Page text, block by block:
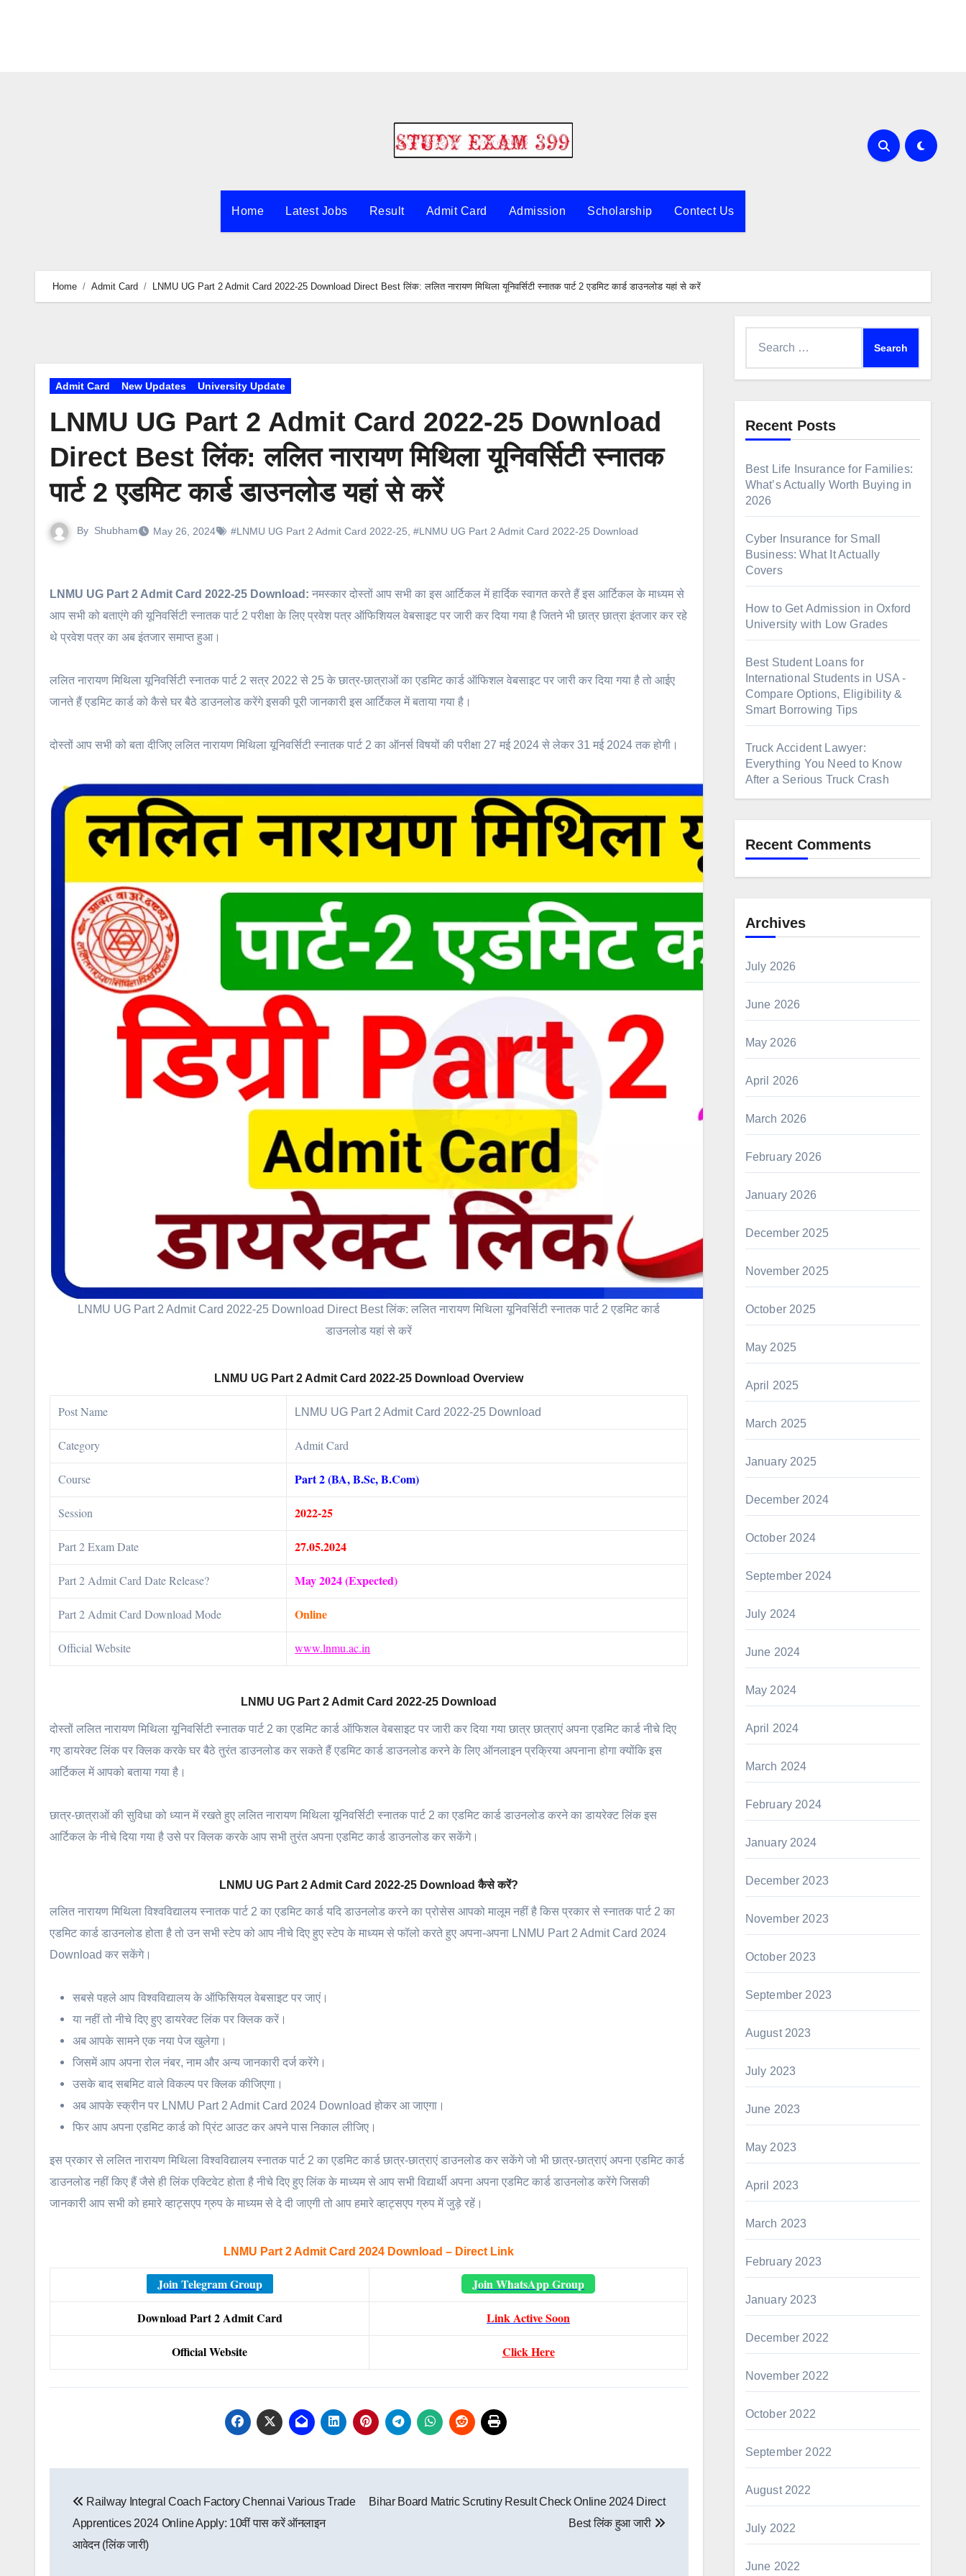
Home Latest Jobs Result Admit Card Admission Scholarship Contect Us
Home Admit Card LNMU UG Part 2 Admit Card 2022-25 Download Direct Best लिंक: ललित नारायण मिथिला यूनिवर्सिटी स्नातक पार्ट 2 एडमिट कार्ड डाउनलोड यहां से करें
Admit Card New Updates University Update
LNMU UG Part 2 Admit Card 2022-25 Download
Direct Best लिंक: ललित नारायण मिथिला यूनिवर्सिटी स्नातक
पार्ट 2 एडमिट कार्ड डाउनलोड यहां से करें
By Shubham May 26, 2024 #LNMU UG Part 2 Admit Card 2022-25 #LNMU UG Part 2 Admit Card 2022-25 Download
LNMU UG Part 2 Admit Card 2022-25 Download: नमस्कार दोस्तों आप सभी का इस आर्टिकल में हार्दिक स्वागत करते हैं इस आर्टिकल के माध्यम से
आप सभी को बताएंगे की यूनिवर्सिटी स्नातक पार्ट 2 परीक्षा के लिए प्रवेश पत्र ऑफिशियल वेबसाइट पर जारी कर दिया गया है जितने भी छात्र छात्रा इंतजार कर रहे
थे प्रवेश पत्र का अब इंतजार समाप्त हुआ।
ललित नारायण मिथिला यूनिवर्सिटी स्नातक पार्ट 2 सत्र 2022 से 25 के छात्र-छात्राओं का एडमिट कार्ड ऑफिशल वेबसाइट पर जारी कर दिया गया है तो आईए
जानते हैं एडमिट कार्ड को कैसे घर बैठे डाउनलोड करेंगे इसकी पूरी जानकारी इस आर्टिकल में बताया गया है।
दोस्तों आप सभी को बता दीजिए ललित नारायण मिथिला यूनिवर्सिटी स्नातक पार्ट 2 का ऑनर्स विषयों की परीक्षा 27 मई 2024 से लेकर 31 मई 2024 तक होगी।
LNMU UG Part 2 Admit Card 2022-25 Download Direct Best लिंक: ललित नारायण मिथिला यूनिवर्सिटी स्नातक पार्ट 2 एडमिट कार्ड
डाउनलोड यहां से करें
LNMU UG Part 2 Admit Card 2022-25 Download Overview
Post Name LNMU UG Part 2 Admit Card 2022-25 Download
Category Admit Card
Course Part 2 (BA, B.Sc, B.Com)
Session 2022-25
Part 2 Exam Date 27.05.2024
Part 2 Admit Card Date Release? May 2024 (Expected)
Part 2 Admit Card Download Mode Online
Official Website www.lnmu.ac.in
LNMU UG Part 2 Admit Card 2022-25 Download
दोस्तों ललित नारायण मिथिला यूनिवर्सिटी स्नातक पार्ट 2 का एडमिट कार्ड ऑफिशल वेबसाइट पर जारी कर दिया गया छात्र छात्राएं अपना एडमिट कार्ड नीचे दिए
गए डायरेक्ट लिंक पर क्लिक करके घर बैठे तुरंत डाउनलोड कर सकते हैं एडमिट कार्ड डाउनलोड करने के लिए ऑनलाइन प्रक्रिया अपनाना होगा क्योंकि इस
आर्टिकल में आपको बताया गया है।
छात्र-छात्राओं की सुविधा को ध्यान में रखते हुए ललित नारायण मिथिला यूनिवर्सिटी स्नातक पार्ट 2 का एडमिट कार्ड डाउनलोड करने का डायरेक्ट लिंक इस
आर्टिकल के नीचे दिया गया है उसे पर क्लिक करके आप सभी तुरंत अपना एडमिट कार्ड डाउनलोड कर सकेंगे।
LNMU UG Part 2 Admit Card 2022-25 Download कैसे करें?
ललित नारायण मिथिला विश्वविद्यालय स्नातक पार्ट 2 का एडमिट कार्ड यदि डाउनलोड करने का प्रोसेस आपको मालूम नहीं है किस प्रकार से स्नातक पार्ट 2 का
एडमिट कार्ड डाउनलोड होता है तो उन सभी स्टेप को आप नीचे दिए हुए स्टेप के माध्यम से फॉलो करते हुए अपना-अपना LNMU Part 2 Admit Card 2024
Download कर सकेंगे।
सबसे पहले आप विश्वविद्यालय के ऑफिसियल वेबसाइट पर जाएं।
या नहीं तो नीचे दिए हुए डायरेक्ट लिंक पर क्लिक करें।
अब आपके सामने एक नया पेज खुलेगा।
जिसमें आप अपना रोल नंबर, नाम और अन्य जानकारी दर्ज करेंगे।
उसके बाद सबमिट वाले विकल्प पर क्लिक कीजिएगा।
अब आपके स्क्रीन पर LNMU Part 2 Admit Card 2024 Download होकर आ जाएगा।
फिर आप अपना एडमिट कार्ड को प्रिंट आउट कर अपने पास निकाल लीजिए।
इस प्रकार से ललित नारायण मिथिला विश्वविद्यालय स्नातक पार्ट 2 का एडमिट कार्ड छात्र-छात्राएं डाउनलोड कर सकेंगे जो भी छात्र-छात्राएं अपना एडमिट कार्ड
डाउनलोड नहीं किए हैं जैसे ही लिंक एक्टिवेट होता है नीचे दिए हुए लिंक के माध्यम से आप सभी विद्यार्थी अपना अपना एडमिट कार्ड डाउनलोड करेंगे जिसकी
जानकारी आप सभी को हमारे व्हाट्सएप ग्रुप के माध्यम से दे दी जाएगी तो आप हमारे व्हाट्सएप ग्रुप में जुड़े रहें।
LNMU Part 2 Admit Card 2024 Download – Direct Link
Join Telegram Group Join WhatsApp Group
Download Part 2 Admit Card Link Active Soon
Official Website Click Here
navigation
Railway Integral Coach Factory Chennai Various Trade
Apprentices 2024 Online Apply: 10वीं पास करें ऑनलाइन
आवेदन (लिंक जारी)
Bihar Board Matric Scrutiny Result Check Online 2024 Direct
Best लिंक हुआ जारी
Recent Posts
Best Life Insurance for Families:
What’s Actually Worth Buying in
2026
Cyber Insurance for Small
Business: What It Actually
Covers
How to Get Admission in Oxford
University with Low Grades
Best Student Loans for
International Students in USA -
Compare Options, Eligibility &
Smart Borrowing Tips
Truck Accident Lawyer:
Everything You Need to Know
After a Serious Truck Crash
Recent Comments
Archives
July 2026
June 2026
May 2026
April 2026
March 2026
February 2026
January 2026
December 2025
November 2025
October 2025
May 2025
April 2025
March 2025
January 2025
December 2024
October 2024
September 2024
July 2024
June 2024
May 2024
April 2024
March 2024
February 2024
January 2024
December 2023
November 2023
October 2023
September 2023
August 2023
July 2023
June 2023
May 2023
April 2023
March 2023
February 2023
January 2023
December 2022
November 2022
October 2022
September 2022
August 2022
July 2022
June 2022